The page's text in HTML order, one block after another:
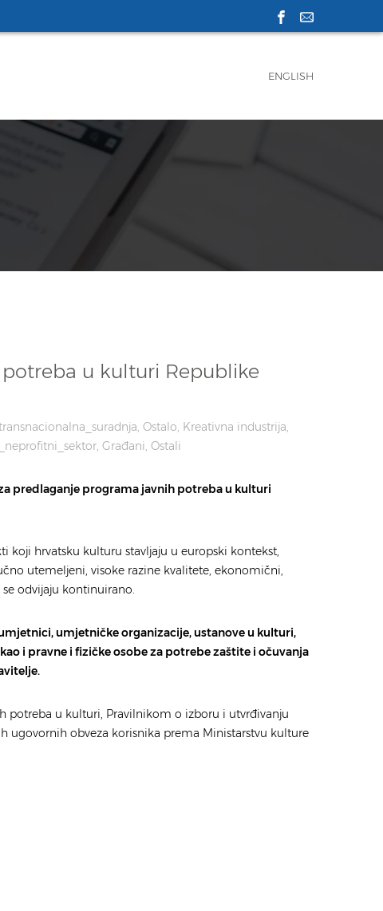
ENGLISH
u kulturi Republike
Ostalo Kreativna industrija
Građani Ostali
predlaganje programa javnih potreba u kulturi
koji hrvatsku kulturu stavljaju u europski kontekst,
utemeljeni, visoke razine kvalitete, ekonomični,
odvijaju kontinuirano.
umjetničke organizacije, ustanove u kulturi,
i pravne i fizičke osobe za potrebe zaštite i očuvanja
potreba u kulturi, Pravilnikom o izboru i utvrđivanju
ugovornih obveza korisnika prema Ministarstvu kulture